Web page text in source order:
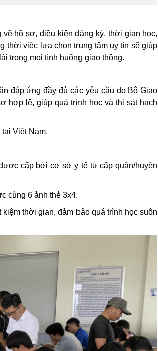
hồ sơ, điều kiện đăng ký, thời gian học,
thời việc lựa chọn trung tâm uy tín sẽ giúp
trong mọi tình huống giao thông.
đáp ứng đầy đủ các yêu cầu do Bộ Giao
hợp lệ, giúp quá trình học và thi sát hạch
Việt Nam.
cấp bởi cơ sở y tế từ cấp quận/huyện
cùng 6 ảnh thẻ 3x4.
thời gian, đảm bảo quá trình học suôn